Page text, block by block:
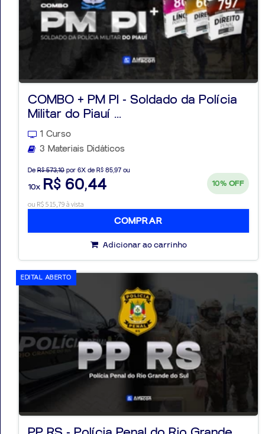
COMBO + PM PI - Soldado da Polícia
Militar do Piauí ...
1 Curso
3 Materiais Didáticos
De R$ 573,10 por 6X de R$ 85,97 ou
10x R$ 60,44 10% OFF
ou R$ 515,79 à vista
COMPRAR
Adicionar ao carrinho
EDITAL ABERTO